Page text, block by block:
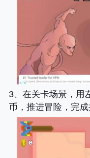
3、在关卡场景，用
币，推进冒险，完成